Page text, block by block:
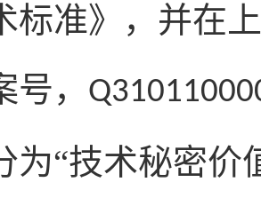
标准》，并在
，
为“技术秘密